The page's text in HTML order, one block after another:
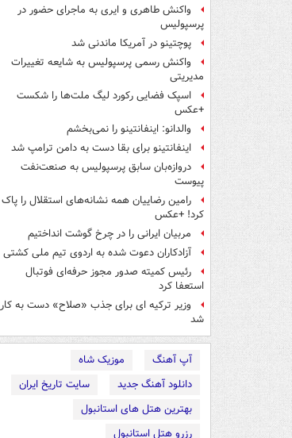
واکنش طاهری و ایری به ماجرای حضور در
پرسپولیس
پوچتینو در آمریکا ماندنی شد
واکنش رسمی پرسپولیس به شایعه تغییرات
مدیریتی
اسپک فضایی رکورد لیگ ملت‌ها را شکست
+عکس
والدانو: اینفانتینو را نمی‌بخشم
اینفانتینو برای بقا دست به دامن ترامپ شد
دروازه‌بان سابق پرسپولیس به صنعت‌نفت
پیوست
رامین رضاییان همه نشانه‌های استقلال را پاک
کرد! +عکس
مربیان ایرانی را در چرخ گوشت انداختیم
آزادکاران دعوت شده به اردوی تیم ملی کشتی
رئیس کمیته صدور مجوز حرفه‌ای فوتبال
استعفا کرد
وزیر ترکیه ای برای جذب «صلاح» دست به کار
شد
آپ آهنگ
موزیک شاه
دانلود آهنگ جدید
سایت تاریخ ایران
بهترین هتل های استانبول
رزرو هتل استانبول